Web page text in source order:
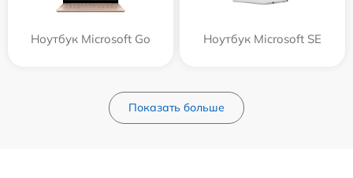
Ноутбук Microsoft Go Ноутбук Microsoft SE
Показать больше